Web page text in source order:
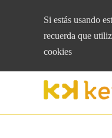
Si estás usando
recuerda que
cookies
Home